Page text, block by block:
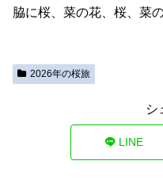
脇に桜、菜の花、桜、菜の
2026年の桜旅
シ
LINE